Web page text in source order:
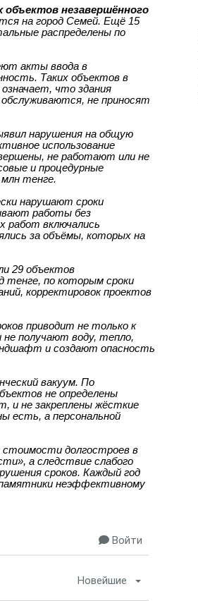
объектов незавершённого
на город Семей. Ещё 15
распределены по
акты ввода в
Таких объектов в
что здания
не приносят
нарушения на общую
использование
не работают или не
и процедурные
тенге.
нарушают сроки
работы без
работ включались
за объёмы, которых на
29 объектов
тенге, по которым сроки
корректировок проектов
приводит не только к
получают воду, тепло,
и создают опасность
вакуум. По
не определены
и не закреплены жёсткие
есть, а персональной
долгостроев в
а следствие слабого
сроков. Каждый год
неэффективному
Войти
Новейшие